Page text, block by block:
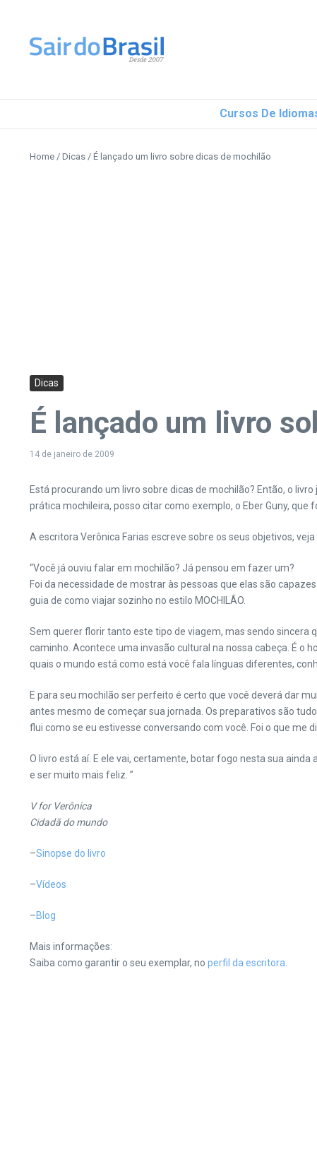
Cursos De
Home / Dicas / É lançado um livro sobre dicas de mochilão
Dicas
É lançado um livro
14 de janeiro de 2009
Está procurando um livro sobre dicas de mochilão? Então, o
prática mochileira, posso citar como exemplo, o Eber Guny,
A escritora Verônica Farias escreve sobre os seus objetivos,
“Você já ouviu falar em mochilão? Já pensou em fazer um?
Foi da necessidade de mostrar às pessoas que elas são
guia de como viajar sozinho no estilo MOCHILÃO.
Sem querer florir tanto este tipo de viagem, mas sendo sincera
caminho. Acontece uma invasão cultural na nossa cabeça. É o
quais o mundo está como está você fala línguas diferentes,
E para seu mochilão ser perfeito é certo que você deverá dar
antes mesmo de começar sua jornada. Os preparativos são
flui como se eu estivesse conversando com você. Foi o que me
O livro está aí. E ele vai, certamente, botar fogo nesta sua
e ser muito mais feliz. ”
V for Verônica
Cidadã do mundo
–Sinopse do livro
–Vídeos
–Blog
Mais informações:
Saiba como garantir o seu exemplar, no perfil da escritora